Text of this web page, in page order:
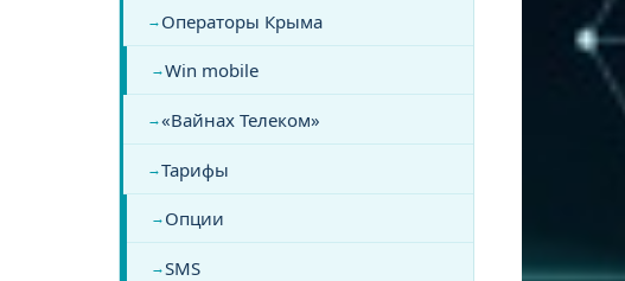
Операторы Крыма
Win mobile
«Вайнах Телеком»
Тарифы
Опции
SMS